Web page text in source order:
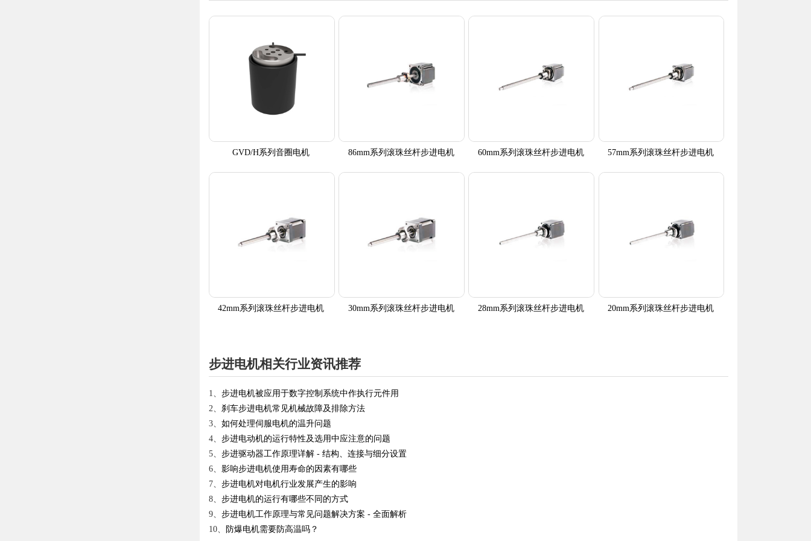
GVD/H系列音圈电机 86mm系列滚珠丝杆步进电机 60mm系列滚珠丝杆步进电机 57mm系列滚珠丝杆步进电机
42mm系列滚珠丝杆步进电机 30mm系列滚珠丝杆步进电机 28mm系列滚珠丝杆步进电机 20mm系列滚珠丝杆步进电机
步进电机相关行业资讯推荐
1、 步进电机被应用于数字控制系统中作执行元件用
2、 刹车步进电机常见机械故障及排除方法
3、 如何处理伺服电机的温升问题
4、 步进电动机的运行特性及选用中应注意的问题
5、 步进驱动器工作原理详解 - 结构、连接与细分设置
6、 影响步进电机使用寿命的因素有哪些
7、 步进电机对电机行业发展产生的影响
8、 步进电机的运行有哪些不同的方式
9、 步进电机工作原理与常见问题解决方案 - 全面解析
10、
防爆电机需要防高温吗？